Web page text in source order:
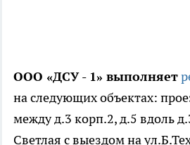
ООО «ДСУ - 1» выполняет
на следующих объектах:
между д.3 корп.2, д.5 вдоль
Светлая с выездом на